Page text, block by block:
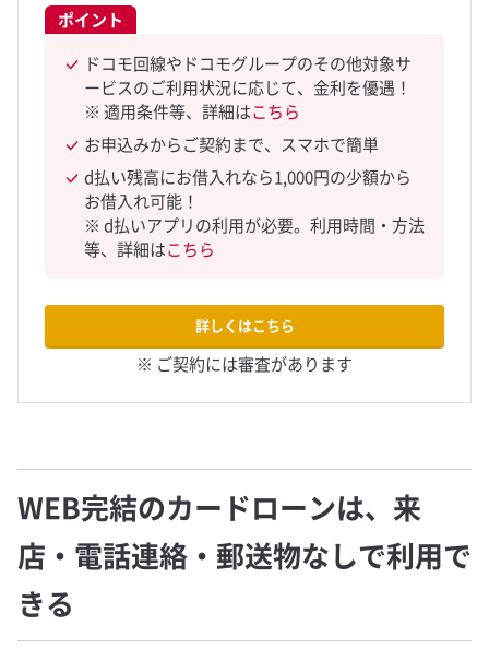
ポイント
ドコモ回線やドコモグループのその他対象サ
ービスのご利用状況に応じて、金利を優遇！
※ 適用条件等、詳細はこちら
お申込みからご契約まで、スマホで簡単
d払い残高にお借入れなら1,000円の少額から
お借入れ可能！
※ d払いアプリの利用が必要。利用時間・方法
等、詳細はこちら
詳しくはこちら
※ ご契約には審査があります
WEB完結のカードローンは、来
店・電話連絡・郵送物なしで利用で
きる